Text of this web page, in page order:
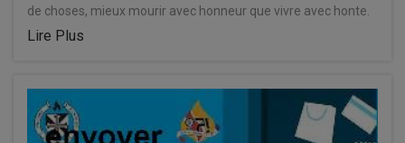
de choses, mieux mourir avec honneur que vivre avec honte.
Lire Plus